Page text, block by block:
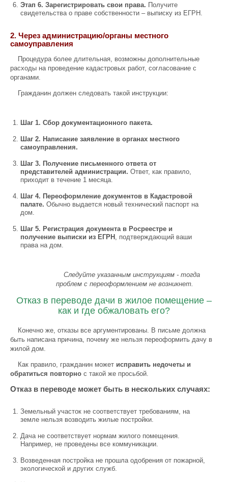
Этап 6. Зарегистрировать свои права. Получите
свидетельства о праве собственности – выписку из ЕГРН.
2. Через администрацию/органы местного
самоуправления
Процедура более длительная, возможны дополнительные
расходы на проведение кадастровых работ, согласование с
органами.
Гражданин должен следовать такой инструкции:
Шаг 1. Сбор документационного пакета.
Шаг 2. Написание заявление в органах местного
самоуправления.
Шаг 3. Получение письменного ответа от
представителей администрации. Ответ, как правило,
приходит в течение 1 месяца.
Шаг 4. Переоформление документов в Кадастровой
палате. Обычно выдается новый технический паспорт на
дом.
Шаг 5. Регистрация документа в Росреестре и
получение выписки из ЕГРН , подтверждающий ваши
права на дом.
Следуйте указанным инструкциям - тогда
проблем с переоформлением не возникнет.
Отказ в переводе дачи в жилое помещение –
как и где обжаловать его?
Конечно же, отказы все аргументированы. В письме должна
быть написана причина, почему же нельзя переоформить дачу в
жилой дом.
Как правило, гражданин может исправить недочеты и
обратиться повторно с такой же просьбой.
Отказ в переводе может быть в нескольких случаях:
Земельный участок не соответствует требованиям, на
земле нельзя возводить жилые постройки.
Дача не соответствует нормам жилого помещения.
Например, не проведены все коммуникации.
Возведенная постройка не прошла одобрения от пожарной,
экологической и других служб.